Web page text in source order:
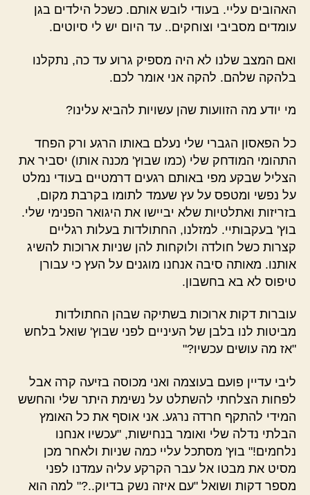
האהובים עליי. בעודי לובש אותם. כשכל הילדים בגן
עומדים מסביבי וצוחקים.. עד היום יש לי סיוטים.
ואם המצב שלנו לא היה מספיק גרוע עד כה, נתקלנו
בלהקה שלהם. להקה אני אומר לכם.
מי יודע מה הזוועות שהן עשויות להביא עלינו?
כל הפאסון הגברי שלי נעלם באותו הרגע ורק הפחד
התהומי המודחק שלי (כמו שבוץ' מכנה אותו) יסביר את
הצליל שבקע מפי באותם רגעים דרמטיים בעודי נמלט
על נפשי ומטפס על עץ שעמד לתומו בקרבת מקום,
בזריזות ואתלטיות שלא יביישו את היגואר הפנימי שלי.
בוץ' בעקבותיי. למזלנו, החתולדות בעלות רגליים
קצרות כשל חולדה ולוקחות להן שניות ארוכות להשיג
אותנו. מאותה סיבה אנחנו מוגנים על העץ כי עבורן
טיפוס לא בא בחשבון.
עוברות דקות ארוכות בשתיקה שבהן החתולדות
מביטות לנו בלבן של העיניים לפני שבוץ' שואל בלחש
"אז מה עושים עכשיו?"
ליבי עדיין פועם בעוצמה ואני מכוסה בזיעה קרה אבל
לפחות הצלחתי להשתלט על נשימת היתר שלי והחשש
המידי להתקף חרדה נרגע. אני אוסף את כל האומץ
הבלתי נדלה שלי ואומר בנחישות, "עכשיו אנחנו
נלחמים!" בוץ' מסתכל עליי כמה שניות ולאחר מכן
מסיט את מבטו אל עבר הקרקע עליה עמדנו לפני
מספר דקות ושואל "עם איזה נשק בדיוק..?" למה הוא